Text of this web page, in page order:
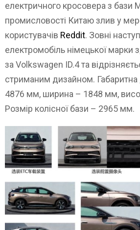
електричного кросовера з бази
промисловості Китаю злив у
користувачів Reddit. Зовні
електромобіль німецької марки
за Volkswagen ID.4 та
стриманим дизайном.
4876 мм, ширина – 1848 мм,
Розмір колісної бази – 2965 мм.